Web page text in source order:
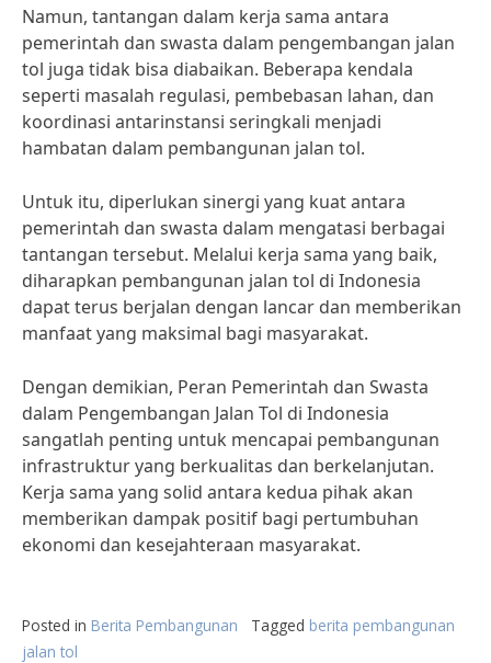
Namun, tantangan dalam kerja sama antara
pemerintah dan swasta dalam pengembangan jalan
tol juga tidak bisa diabaikan. Beberapa kendala
seperti masalah regulasi, pembebasan lahan, dan
koordinasi antarinstansi seringkali menjadi
hambatan dalam pembangunan jalan tol.
Untuk itu, diperlukan sinergi yang kuat antara
pemerintah dan swasta dalam mengatasi berbagai
tantangan tersebut. Melalui kerja sama yang baik,
diharapkan pembangunan jalan tol di Indonesia
dapat terus berjalan dengan lancar dan memberikan
manfaat yang maksimal bagi masyarakat.
Dengan demikian, Peran Pemerintah dan Swasta
dalam Pengembangan Jalan Tol di Indonesia
sangatlah penting untuk mencapai pembangunan
infrastruktur yang berkualitas dan berkelanjutan.
Kerja sama yang solid antara kedua pihak akan
memberikan dampak positif bagi pertumbuhan
ekonomi dan kesejahteraan masyarakat.
Posted in Berita Pembangunan Tagged berita pembangunan
jalan tol